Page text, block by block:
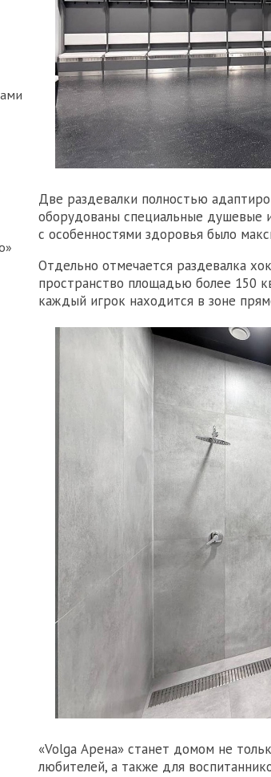
Две раздевалки полностью
оборудованы специальные душевые
с особенностями здоровья было
Отдельно отмечается раздевалка
пространство площадью более 150
каждый игрок находится в зоне
«Volga Арена» станет домом не
любителей, а также для